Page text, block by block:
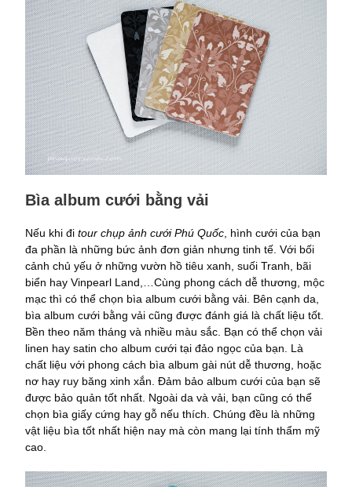
Bìa album cưới bằng vải
Nếu khi đi tour chụp ảnh cưới Phú Quốc , hình cưới của bạn
đa phần là những bức ảnh đơn giản nhưng tinh tế. Với bối
cảnh chủ yếu ở những vườn hồ tiêu xanh, suối Tranh, bãi
biển hay Vinpearl Land,…Cùng phong cách dễ thương, mộc
mạc thì có thể chọn bìa album cưới bằng vải. Bên cạnh da,
bìa album cưới bằng vải cũng được đánh giá là chất liệu tốt.
Bền theo năm tháng và nhiều màu sắc. Bạn có thể chọn vải
linen hay satin cho album cưới tại đảo ngọc của bạn. Là
chất liệu với phong cách bìa album gài nút dễ thương, hoặc
nơ hay ruy băng xinh xắn. Đảm bảo album cưới của bạn sẽ
được bảo quản tốt nhất. Ngoài da và vải, bạn cũng có thể
chọn bìa giấy cứng hay gỗ nếu thích. Chúng đều là những
vật liệu bìa tốt nhất hiện nay mà còn mang lại tính thẩm mỹ
cao.